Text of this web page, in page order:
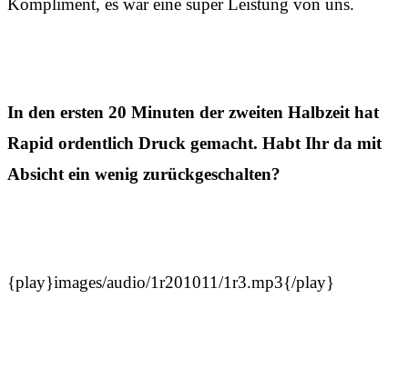
Kompliment, es war eine super Leistung von uns.
In den ersten 20 Minuten der zweiten Halbzeit hat
Rapid ordentlich Druck gemacht. Habt Ihr da mit
Absicht ein wenig zurückgeschalten?
{play}images/audio/1r201011/1r3.mp3{/play}